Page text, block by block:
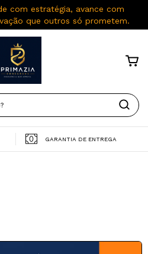
com estratégia, avance com
que outros só prometem.
GARANTIA DE ENTREGA